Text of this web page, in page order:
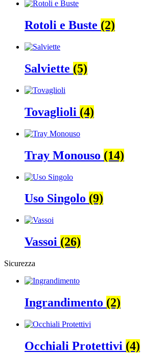
Rotoli e Buste (2)
Salviette (5)
Tovaglioli (4)
Tray Monouso (14)
Uso Singolo (9)
Vassoi (26)
Sicurezza
Ingrandimento (2)
Occhiali Protettivi (4)